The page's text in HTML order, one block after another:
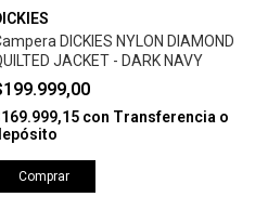
DICKIES NYLON DIAMOND
JACKET - DARK NAVY
con Transferencia o
Comprar